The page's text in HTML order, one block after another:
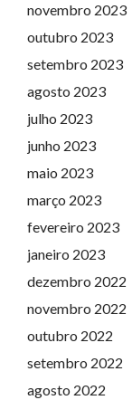
novembro 2023
outubro 2023
setembro 2023
agosto 2023
julho 2023
junho 2023
maio 2023
março 2023
fevereiro 2023
janeiro 2023
dezembro 2022
novembro 2022
outubro 2022
setembro 2022
agosto 2022